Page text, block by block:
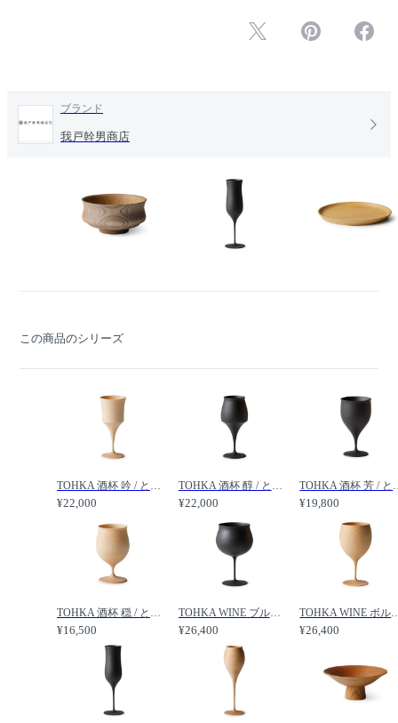
ブランド
我戸幹男商店
この商品のシリーズ
¥22,000 ¥22,000 ¥19,800
¥16,500
TOHKA WINE ブルゴーニュ / とうか ワイン ブルゴーニュ /
¥26,400 ¥26,400